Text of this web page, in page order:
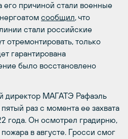
его причиной стали военные
сообщил, что
стали российские
отремонтировать, только
гарантирована
было восстановлено
директор МАГАТЭ Рафаэль
раз с момента ее захвата
года. Он осмотрел градирню,
в августе. Гросси смог